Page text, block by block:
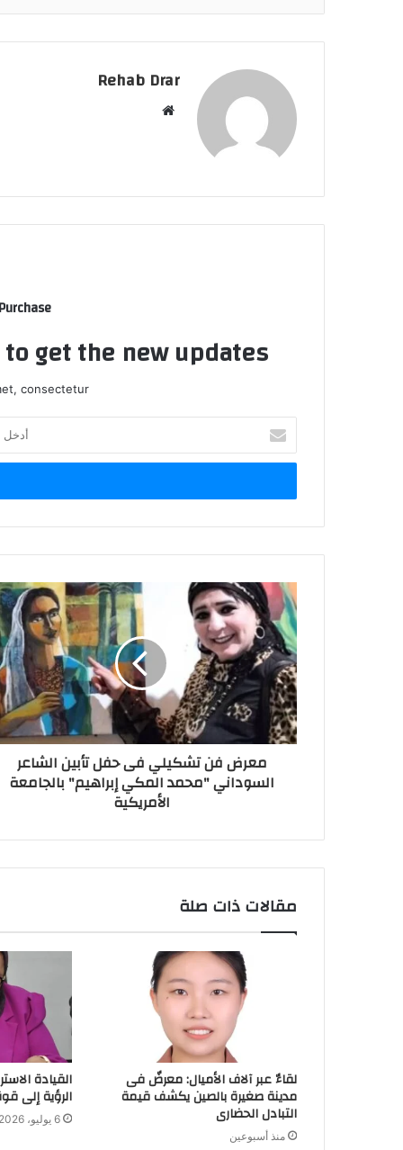
Rehab Drar
ا
get the new updates!
consectetur.
خ
ب
د
ا
ل
إ
ل
ك
ت
ر
و
ن
معرض فن تشكيلي فى حفل تأبين الشاعر
السوداني "محمد المكي إبراهيم" بالجامعة
الأمريكية
مقالات ذات صلة
لقاءٌ عبر آلاف الأميال: معرضٌ فى
مدينة صغيرة بالصين يكشف قيمة
التبادل الحضارى
منذ أسبوعين
القيادة
الرؤية إلى
6 يوليو، 2026